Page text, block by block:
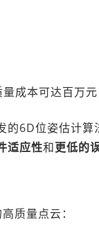
成本可达百万元
的6D位姿估计
适应性和更低的
质量点云：